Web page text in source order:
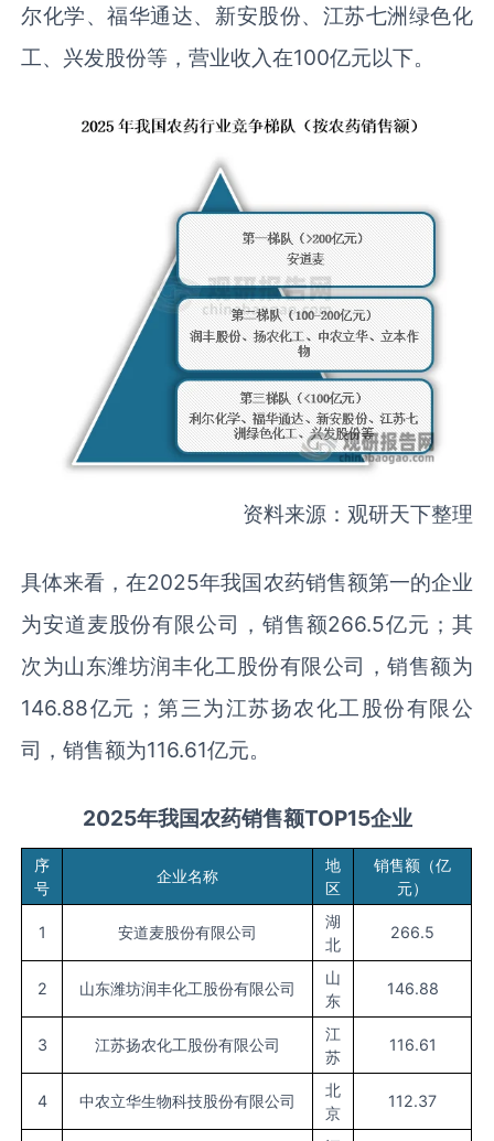
尔化学、福华通达、‌新安股份、江苏七洲绿色化
工‌、兴发股份等，营业收入在100亿元以下。
资料来源：观研天下整理
具体来看，在2025年我国农药销售额第一的企业
为安道麦股份有限公司，销售额266.5亿元；其
次为山东潍坊润丰化工股份有限公司，销售额为
146.88亿元；第三为江苏扬农化工股份有限公
司，销售额为116.61亿元。
2025年我国农药销售额TOP15企业
序
号
企业名称
地
区
销售额（亿
元）
1 安道麦股份有限公司
湖
北
266.5
2 山东潍坊润丰化工股份有限公司
山
东
146.88
3 江苏扬农化工股份有限公司
江
苏
116.61
4 中农立华生物科技股份有限公司
北
京
112.37